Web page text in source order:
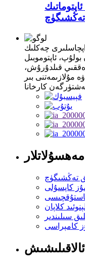
چەكلىك
بولۇپ، ئاپتوموبىل
قىلدۇرۇش،
مۇلازىمەتنى بىر
مەھسۇلاتلار
تەڭشىگۈچ
كاپسۇلى
كلاپان
سىلىندىر
كامېراسى
ئالاقىلىشىش